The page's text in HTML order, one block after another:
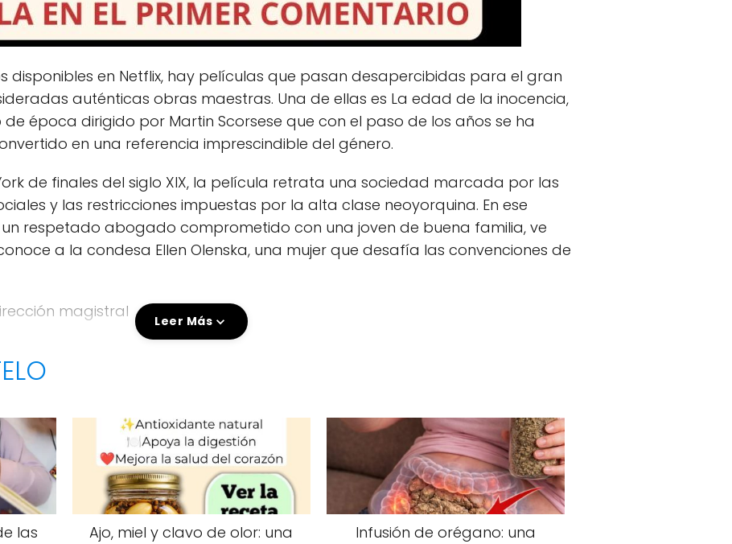
disponibles en Netflix, hay películas que pasan desapercibidas para el gran
auténticas obras maestras. Una de ellas es La edad de la inocencia,
época dirigido por Martin Scorsese que con el paso de los años se ha
en una referencia imprescindible del género.
de finales del siglo XIX, la película retrata una sociedad marcada por las
y las restricciones impuestas por la alta clase neoyorquina. En ese
un respetado abogado comprometido con una joven de buena familia, ve
a la condesa Ellen Olenska, una mujer que desafía las convenciones de
magistral
amoroso lleno de tensión emocional, silencios y sentimientos reprimidos.
Leer Más
las
Ajo, miel y clavo de olor: una
Infusión de orégano: una